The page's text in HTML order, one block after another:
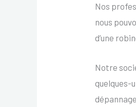
Nos
nous
d’une
Notre
quelques-